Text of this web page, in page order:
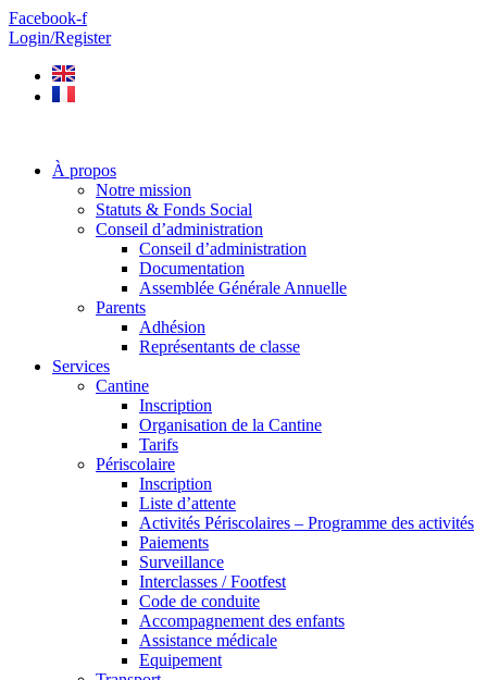
Aller
au
Facebook-f
Login/Register
À propos
Notre mission
Statuts & Fonds Social
Conseil d’administration
Conseil d’administration
Documentation
Assemblée Générale Annuelle
Parents
Adhésion
Représentants de classe
Services
Cantine
Inscription
Organisation de la Cantine
Tarifs
Périscolaire
Inscription
Liste d’attente
Activités Périscolaires – Programme des activités
Paiements
Surveillance
Interclasses / Footfest
Code de conduite
Accompagnement des enfants
Assistance médicale
Equipement